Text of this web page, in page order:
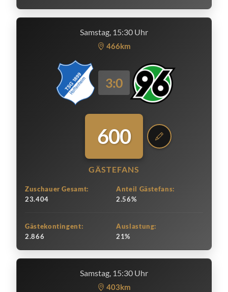
Samstag, 15:30 Uhr
466km
3:0
600
GÄSTEFANS
Zuschauer Gesamt:
23.404
Anteil Gästefans:
2.56%
Gästekontingent:
2.866
Auslastung:
21%
Samstag, 15:30 Uhr
403km